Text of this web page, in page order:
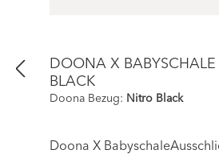
DOONA X
BLACK
Doona Bezug: Nitro Black
Doona X